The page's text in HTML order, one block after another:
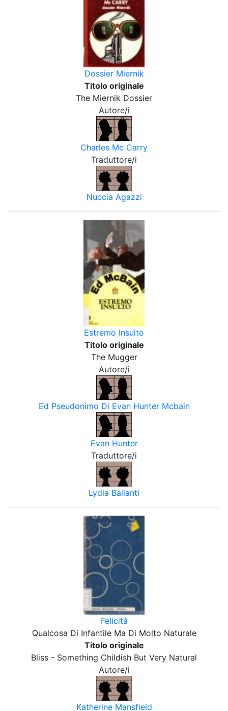
Dossier Miernik
Titolo originale
The Miernik Dossier
Autore/i
Charles Mc Carry
Traduttore/i
Nuccia Agazzi
Estremo Insulto
Titolo originale
The Mugger
Autore/i
Ed Pseudonimo Di Evan Hunter Mcbain
Evan Hunter
Traduttore/i
Lydia Ballanti
Felicità
Qualcosa Di Infantile Ma Di Molto Naturale
Titolo originale
Bliss - Something Childish But Very Natural
Autore/i
Katherine Mansfield